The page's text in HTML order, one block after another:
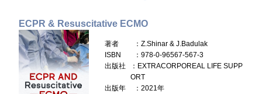
ECPR & Resuscitative ECMO
著者
：Z.Shinar & J.Badulak
ISBN
：978-0-96567-567-3
出版社
：EXTRACORPOREAL LIFE SUPP
ORT
出版年
：2021年